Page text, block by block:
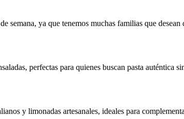
semana, ya que tenemos muchas familias que
perfectas para quienes buscan pasta auténtica
y limonadas artesanales, ideales para